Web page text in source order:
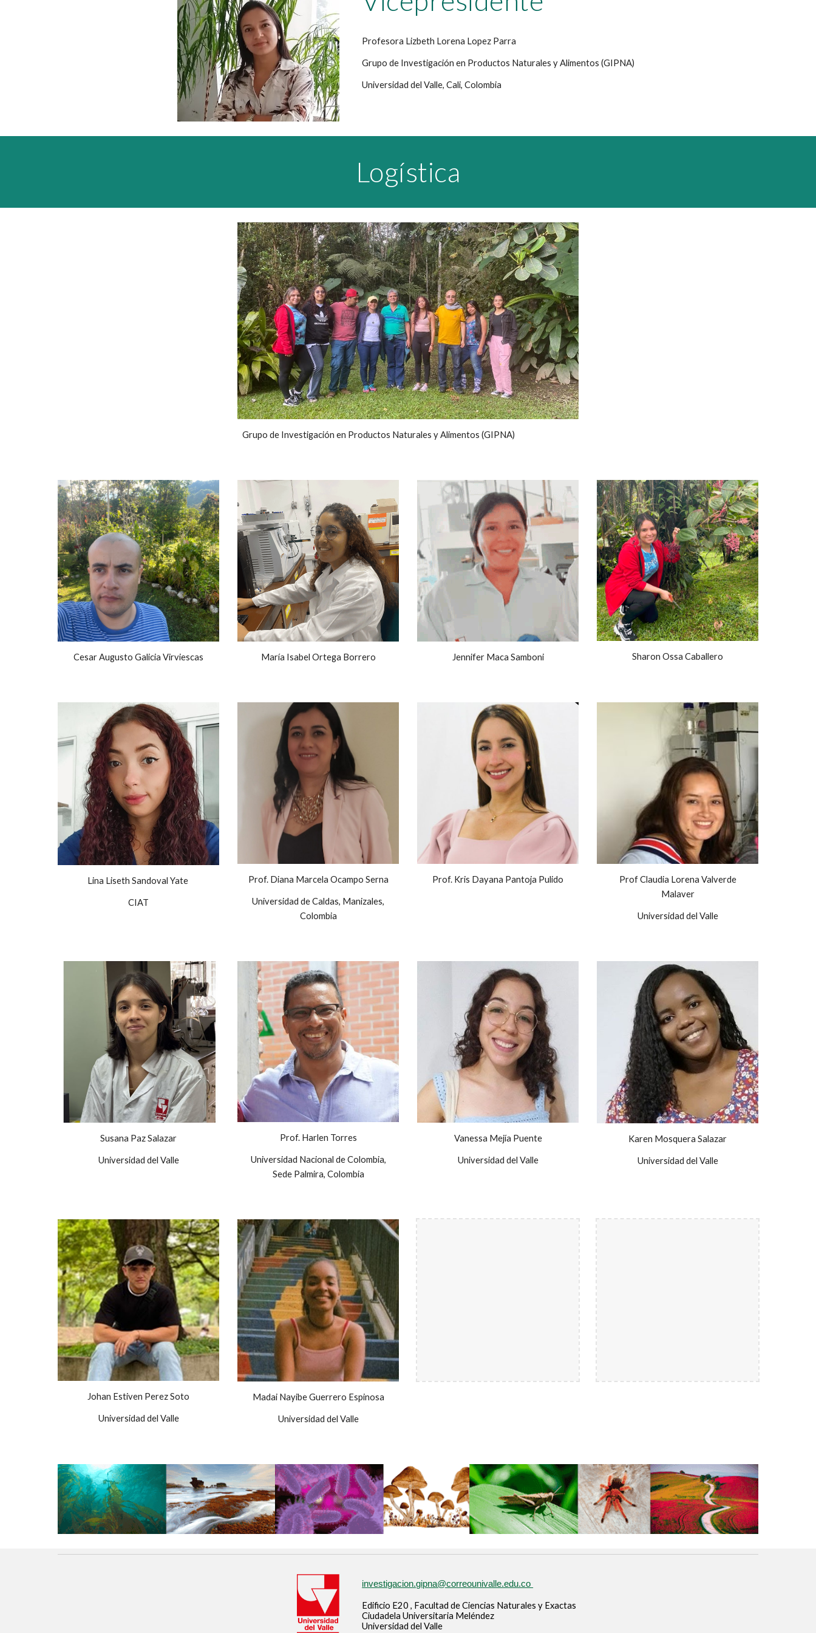
Profesora Lizbeth Lorena Lopez Parra
Grupo de Investigación en Productos Naturales y Alimentos (GIPNA)
Universidad del Valle, Cali, Colombia
Logística
Grupo de Investigación en Productos Naturales y Alimentos (GIPNA)
Cesar Augusto Galicia Virviescas María Isabel Ortega Borrero Jennifer Maca Samboni Sharon Ossa Caballero
Lina Liseth Sandoval Yate
CIAT
Prof. Diana Marcela Ocampo Serna
Universidad de Caldas, Manizales,
Colombia
Prof. Kris Dayana Pantoja Pulido
Prof Claudia Lorena Valverde
Malaver
Universidad del Valle
Susana Paz Salazar
Universidad del Valle
Prof. Harlen Torres
Universidad Nacional de Colombia,
Sede Palmira, Colombia
Vanessa Mejía Puente
Universidad del Valle
Karen Mosquera Salazar
Universidad del Valle
Johan Estiven Perez Soto
Universidad del Valle
Madai Nayibe Guerrero Espinosa
Universidad del Valle
investigacion.gipna@correounivalle.edu.co
Edificio E20 , Facultad de Ciencias Naturales y Exactas
Ciudadela Universitaria Meléndez
Universidad del Valle